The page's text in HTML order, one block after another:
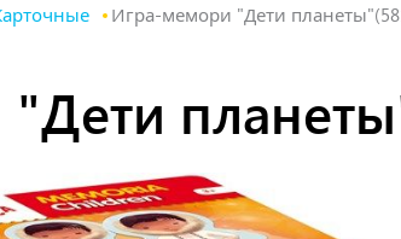
Игра-мемори "Дети